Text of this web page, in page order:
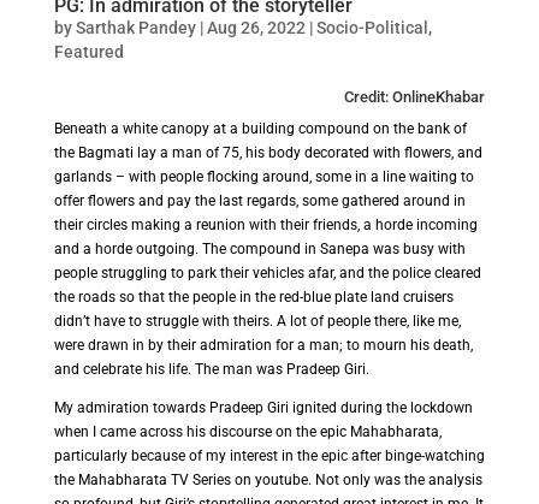
PG: In admiration of the storyteller
bySarthak Pandey|Aug 26, 2022 |Socio-Political ,
Featured
Credit: OnlineKhabar
Beneath a white canopy at a building compound on the bank of
the Bagmati lay a man of 75, his body decorated with flowers, and
garlands – with people flocking around, some in a line waiting to
offer flowers and pay the last regards, some gathered around in
their circles making a reunion with their friends, a horde incoming
and a horde outgoing. The compound in Sanepa was busy with
people struggling to park their vehicles afar, and the police cleared
the roads so that the people in the red-blue plate land cruisers
didn’t have to struggle with theirs. A lot of people there, like me,
were drawn in by their admiration for a man; to mourn his death,
and celebrate his life. The man was Pradeep Giri.
My admiration towards Pradeep Giri ignited during the lockdown
when I came across his discourse on the epic Mahabharata,
particularly because of my interest in the epic after binge-watching
the Mahabharata TV Series on youtube. Not only was the analysis